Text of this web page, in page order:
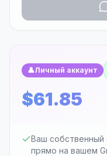
👤Личный аккаунт
$61.85
Ваш собственный
прямо на вашем